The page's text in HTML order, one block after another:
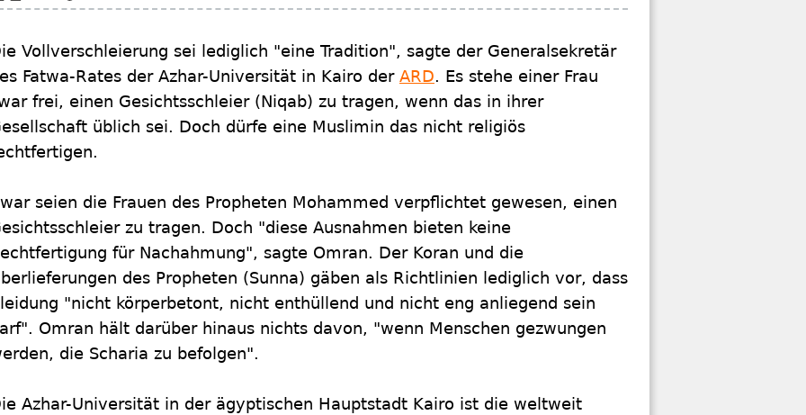
Vollverschleierung sei lediglich "eine Tradition", sagte der Generalsekretär
Fatwa-Rates der Azhar-Universität in Kairo der ARD. Es stehe einer Frau
frei, einen Gesichtsschleier (Niqab) zu tragen, wenn das in ihrer
üblich sei. Doch dürfe eine Muslimin das nicht religiös
seien die Frauen des Propheten Mohammed verpflichtet gewesen, einen
zu tragen. Doch "diese Ausnahmen bieten keine
für Nachahmung", sagte Omran. Der Koran und die
des Propheten (Sunna) gäben als Richtlinien lediglich vor, dass
"nicht körperbetont, nicht enthüllend und nicht eng anliegend sein
Omran hält darüber hinaus nichts davon, "wenn Menschen gezwungen
die Scharia zu befolgen".
Azhar-Universität in der ägyptischen Hauptstadt Kairo ist die weltweit